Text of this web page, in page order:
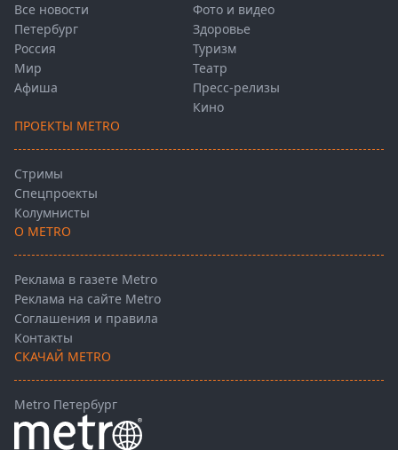
Все новости
Петербург
Россия
Мир
Афиша
Фото и видео
Здоровье
Туризм
Театр
Пресс-релизы
Кино
ПРОЕКТЫ METRO
Стримы
Спецпроекты
Колумнисты
О METRO
Реклама в газете Metro
Реклама на сайте Metro
Соглашения и правила
Контакты
СКАЧАЙ METRO
Metro Петербург